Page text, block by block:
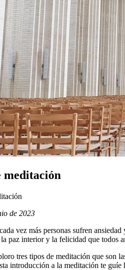
meditación
de 2023
vez más personas sufren
paz interior y la felicidad que todos
tres tipos de meditación que son
introducción a la meditación te